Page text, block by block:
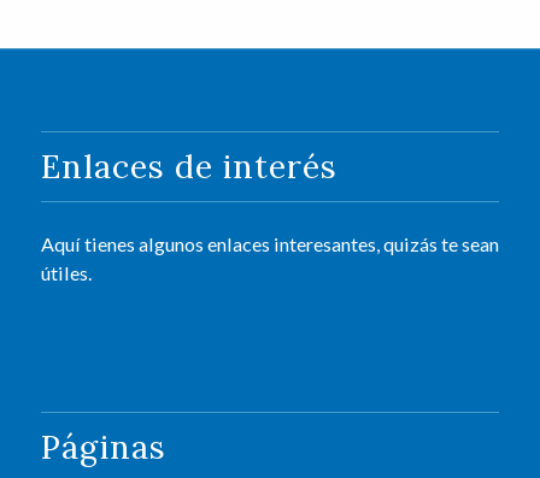
Enlaces de interés
Aquí tienes algunos enlaces interesantes, quizás te sean
útiles.
Páginas